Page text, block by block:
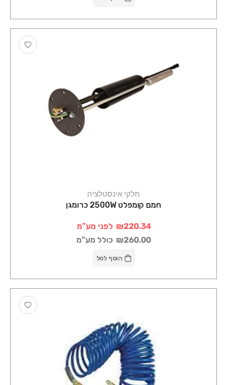
חלקי אינסטלציה
חמם קומפלט 2500W כרומגן
₪220.34 לפני מע"מ
₪260.00 כולל מע"מ
הוסף לסל